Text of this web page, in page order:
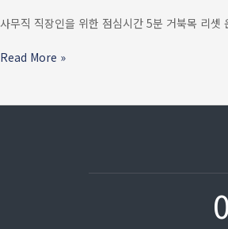
사무직 직장인을 위한 점심시간 5분 거북목 리
5분
운동
몰래)
Read More »